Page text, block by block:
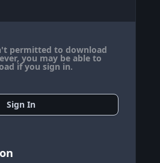
permitted to download
you may be able to
if you sign in.
Sign In